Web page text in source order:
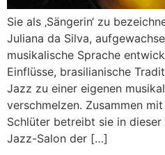
Sie als ‚Sängerin‘ zu
Juliana da Silva,
musikalische Sprache
Einflüsse, brasilianische
Jazz zu einer eigenen
verschmelzen. Zusammen
Schlüter betreibt sie in
Jazz-Salon der […]